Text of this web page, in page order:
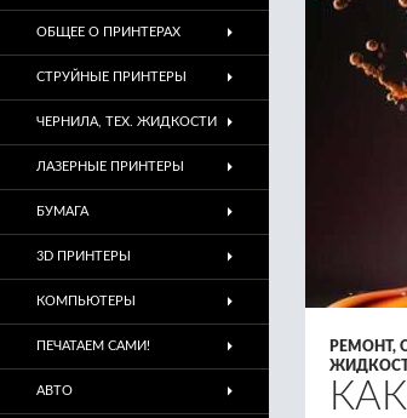
РЕМОНТ,
ОБЩЕЕ О ПРИНТЕРАХ
СТРУЙНЫЕ ПРИНТЕРЫ
ЧЕРНИЛА, ТЕХ. ЖИДКОСТИ
ЛАЗЕРНЫЕ ПРИНТЕРЫ
БУМАГА
3D ПРИНТЕРЫ
КОМПЬЮТЕРЫ
ПЕЧАТАЕМ САМИ!
АВТО